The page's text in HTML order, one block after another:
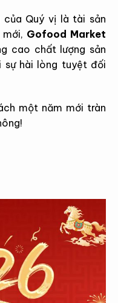
của Quý vị là tài sản
Gofood Market
cao chất lượng sản
sự hài lòng tuyệt đối
một năm mới tràn